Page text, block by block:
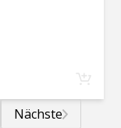
Nächste